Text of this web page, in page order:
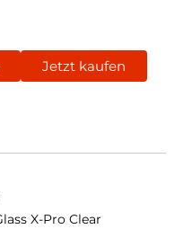
Jetzt kaufen
X-Pro Clear